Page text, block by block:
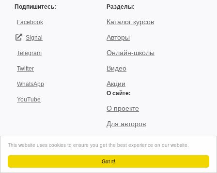
Got it!
This website uses cookies to ensure you get the best experience on our website.
Подпишитесь:
Facebook
Signal
Telegram
Twitter
WhatsApp
YouTube
Разделы:
Каталог курсов
Авторы
Онлайн-школы
Видео
Акции
О сайте:
О проекте
Для авторов
Использование материалов
Подписка